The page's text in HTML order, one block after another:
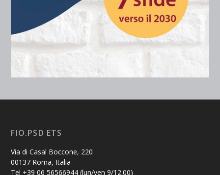
FIO.PSD ETS
Via di Casal Boccone, 220
00137 Roma, Italia
Tel +39 06 56566944 (lun/ven 9/12.00)